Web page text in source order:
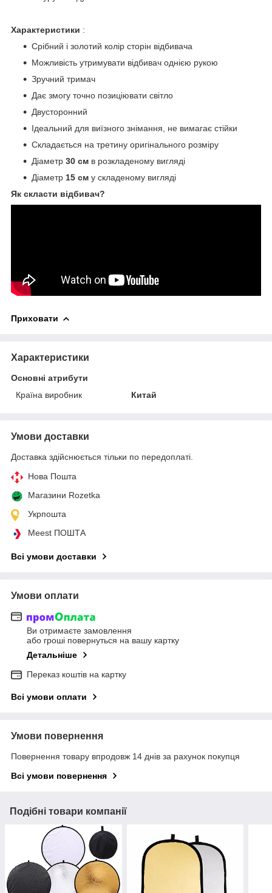
Характеристики :
Срібний і золотий колір сторін відбивача
Можливість утримувати відбивач однією рукою
Зручний тримач
Дає змогу точно позиціювати світло
Двусторонний
Ідеальний для виїзного знімання, не вимагає стійки
Складається на третину оригінального розміру
Діаметр 30 см в розкладеному вигляді
Діаметр 15 см у складеному вигляді
Як скласти відбивач?
Приховати
Характеристики
Основні атрибути
Країна виробник
Китай
Умови доставки
Доставка здійснюється тільки по передоплаті.
Нова Пошта
Магазини Rozetka
Укрпошта
Meest ПОШТА
Всі умови доставки
Умови оплати
Ви отримаєте замовлення
або гроші повернуться на вашу картку
Детальніше
Переказ коштів на картку
Всі умови оплати
Умови повернення
Повернення товару впродовж 14 днів за рахунок покупця
Всі умови повернення
Подібні товари компанії